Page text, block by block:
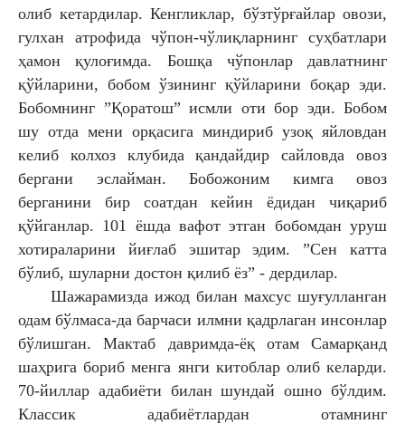
олиб кетардилар. Кенгликлар, бўзтўрғайлар овози,
гулхан атрофида чўпон-чўлиқларнинг суҳбатлари
ҳамон қулоғимда. Бошқа чўпонлар давлатнинг
қўйларини, бобом ўзининг қўйларини боқар эди.
Бобомнинг ”Қоратош” исмли оти бор эди. Бобом
шу отда мени орқасига миндириб узоқ яйловдан
келиб колхоз клубида қандайдир сайловда овоз
бергани эслайман. Бобожоним кимга овоз
берганини бир соатдан кейин ёдидан чиқариб
қўйганлар. 101 ёшда вафот этган бобомдан уруш
хотираларини йиғлаб эшитар эдим. ”Сен катта
бўлиб, шуларни достон қилиб ёз” - дердилар.
Шажарамизда ижод билан махсус шуғулланган
одам бўлмаса-да барчаси илмни қадрлаган инсонлар
бўлишган. Мактаб давримда-ёқ отам Самарқанд
шаҳрига бориб менга янги китоблар олиб келарди.
70-йиллар адабиёти билан шундай ошно бўлдим.
Классик адабиётлардан отамнинг